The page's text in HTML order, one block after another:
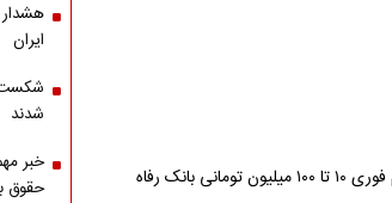
رفاه
ایران
شدند
خبر
حقوق